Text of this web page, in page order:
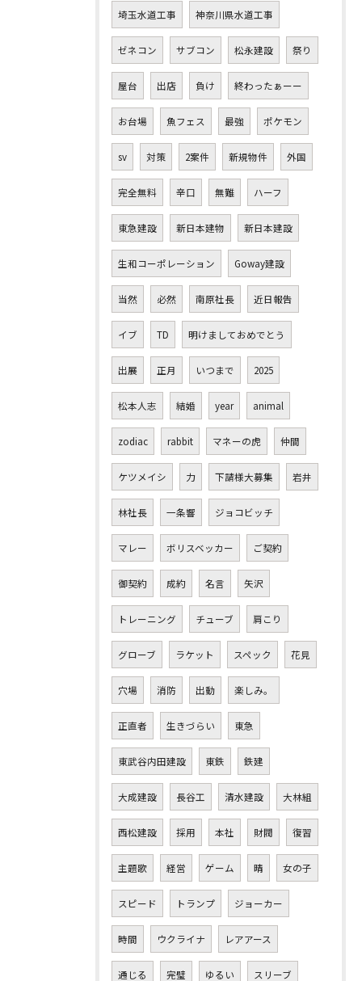
埼玉水道工事 神奈川県水道工事
ゼネコン サブコン 松永建設 祭り
屋台 出店 負け 終わったぁーー
お台場 魚フェス 最強 ポケモン
sv 対策 2案件 新規物件 外国
完全無料 辛口 無難 ハーフ
東急建設 新日本建物 新日本建設
生和コーポレーション Goway建設
当然 必然 南原社長 近日報告
イブ TD 明けましておめでとう
出展 正月 いつまで 2025
松本人志 結婚 year animal
zodiac rabbit マネーの虎 仲間
ケツメイシ 力 下請様大募集 岩井
林社長 一条響 ジョコビッチ
マレー ボリスベッカー ご契約
御契約 成約 名言 矢沢
トレーニング チューブ 肩こり
グローブ ラケット スペック 花見
穴場 消防 出動 楽しみ。
正直者 生きづらい 東急
東武谷内田建設 東鉄 鉄建
大成建設 長谷工 清水建設 大林組
西松建設 採用 本社 財閥 復習
主題歌 経営 ゲーム 晴 女の子
スピード トランプ ジョーカー
時間 ウクライナ レアアース
通じる 完璧 ゆるい スリーブ